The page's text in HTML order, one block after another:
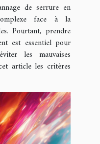
de serrure en
face à la
Pourtant, prendre
est essentiel pour
les mauvaises
article les critères